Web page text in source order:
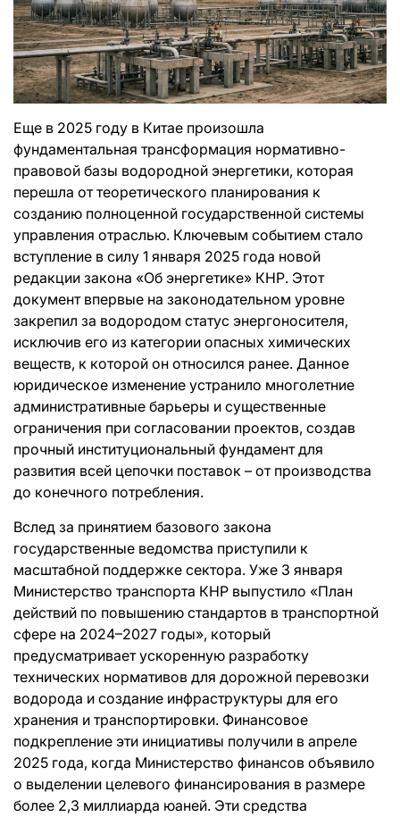
Еще в 2025 году в Китае произошла
фундаментальная трансформация нормативно-
правовой базы водородной энергетики, которая
перешла от теоретического планирования к
созданию полноценной государственной системы
управления отраслью. Ключевым событием стало
вступление в силу 1 января 2025 года новой
редакции закона «Об энергетике» КНР. Этот
документ впервые на законодательном уровне
закрепил за водородом статус энергоносителя,
исключив его из категории опасных химических
веществ, к которой он относился ранее. Данное
юридическое изменение устранило многолетние
административные барьеры и существенные
ограничения при согласовании проектов, создав
прочный институциональный фундамент для
развития всей цепочки поставок – от производства
до конечного потребления.
Вслед за принятием базового закона
государственные ведомства приступили к
масштабной поддержке сектора. Уже 3 января
Министерство транспорта КНР выпустило «План
действий по повышению стандартов в транспортной
сфере на 2024–2027 годы», который
предусматривает ускоренную разработку
технических нормативов для дорожной перевозки
водорода и создание инфраструктуры для его
хранения и транспортировки. Финансовое
подкрепление эти инициативы получили в апреле
2025 года, когда Министерство финансов объявило
о выделении целевого финансирования в размере
более 2,3 миллиарда юаней. Эти средства